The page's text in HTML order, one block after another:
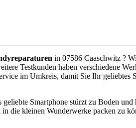
in 07586 Caaschwitz ?
Testkunden haben verschiedene
im Umkreis, damit Sie Ihr
Smartphone stürzt zu Boden
die kleinen Wunderwerke packen zu